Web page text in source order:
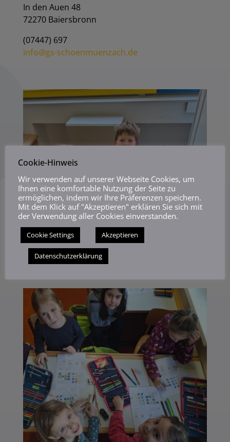
In den Auen 48
72270 Baiersbronn
(07447) 697
info@gs-schoenmuenzach.de
Cookie-Hinweis
Wir verwenden auf unserer Webseite Cookies, um
Ihnen eine komfortable Nutzung der Seite zu
ermöglichen, indem wir Ihre Präferenzen speichern.
Mit dem Klick auf "Akzeptieren" erklären Sie sich mit
der Verwendung aller Cookies einverstanden.
Cookie Settings Akzeptieren
Datenschutzerklärung